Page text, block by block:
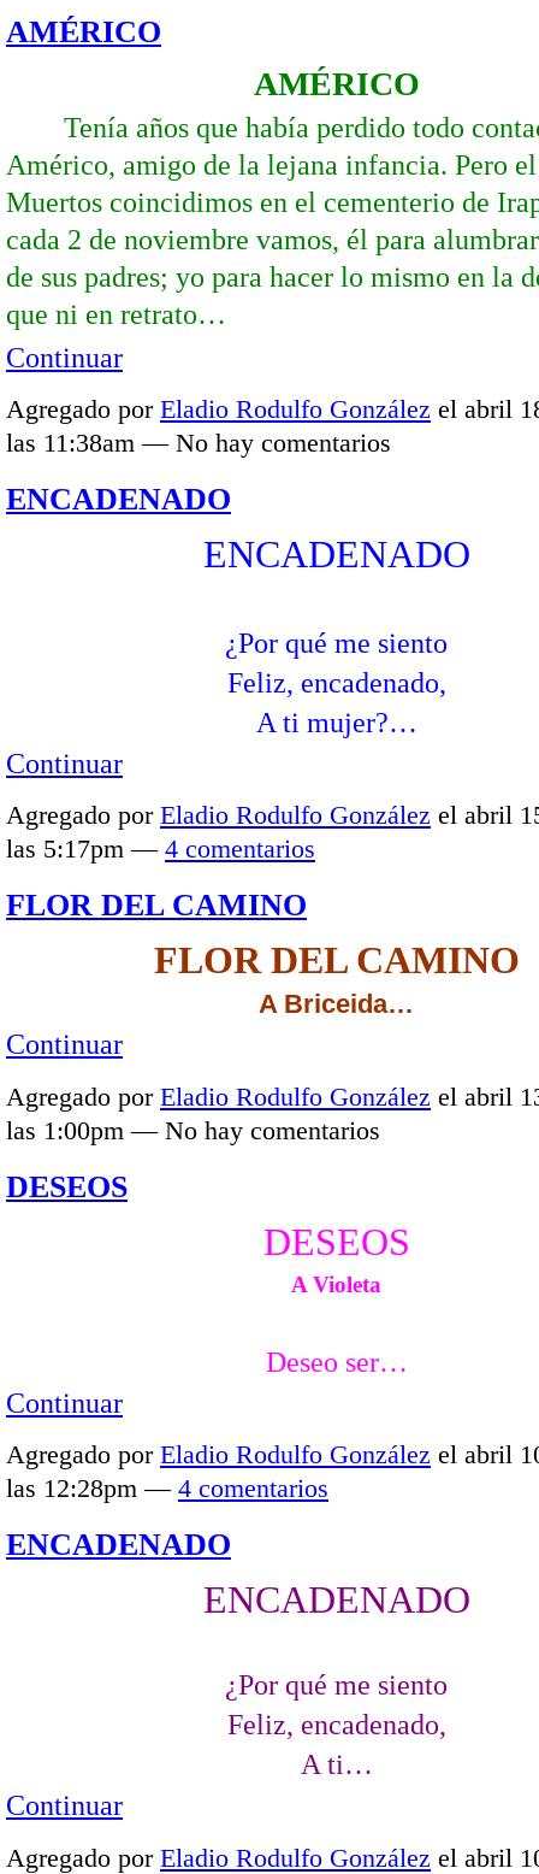
AMÉRICO
AMÉRICO
Tenía años que había perdido todo
Américo, amigo de la lejana infancia. Pero
Muertos coincidimos en el cementerio de
cada 2 de noviembre vamos, él para
de sus padres; yo para hacer lo mismo en la
que ni en retrato…
Continuar
Agregado por Eladio Rodulfo González el abril
las 11:38am — No hay comentarios
ENCADENADO
ENCADENADO
¿Por qué me siento
Feliz, encadenado,
A ti mujer?…
Continuar
Agregado por Eladio Rodulfo González el abril
las 5:17pm — 4 comentarios
FLOR DEL CAMINO
FLOR DEL CAMINO
A Briceida…
Continuar
Agregado por Eladio Rodulfo González el abril
las 1:00pm — No hay comentarios
DESEOS
DESEOS
A Violeta
Deseo ser…
Continuar
Agregado por Eladio Rodulfo González el abril
las 12:28pm — 4 comentarios
ENCADENADO
ENCADENADO
¿Por qué me siento
Feliz, encadenado,
A ti…
Continuar
Agregado por Eladio Rodulfo González el abril